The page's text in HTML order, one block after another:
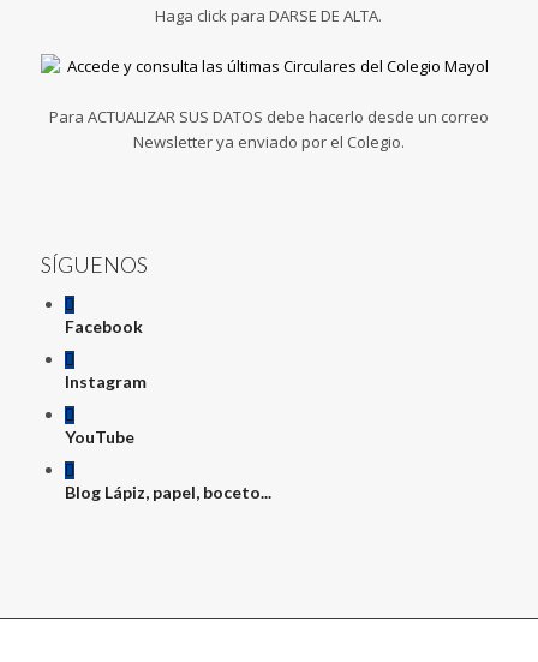
Haga click para DARSE DE ALTA.
Para ACTUALIZAR SUS DATOS debe hacerlo desde un correo
Newsletter ya enviado por el Colegio.
SÍGUENOS
Facebook
Instagram
YouTube
Blog Lápiz, papel, boceto...